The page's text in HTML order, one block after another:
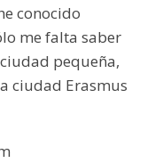
conocido
me falta saber
pequeña,
ciudad Erasmus